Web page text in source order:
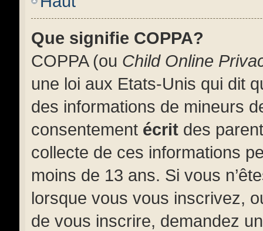
Que signifie COPPA?
COPPA (ou Child Online
une loi aux Etats-Unis qui dit
des informations de mineurs
consentement écrit des
collecte de ces informations
moins de 13 ans. Si vous
lorsque vous vous inscrivez,
de vous inscrire, demandez